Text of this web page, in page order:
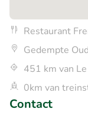
Restaurant
Gedempte
451 km van
0km van
Contact